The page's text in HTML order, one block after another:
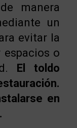
manera
un
evitar la
espacios o
El toldo
en